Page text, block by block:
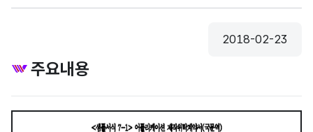
등록일
2018-02-23
주요내용